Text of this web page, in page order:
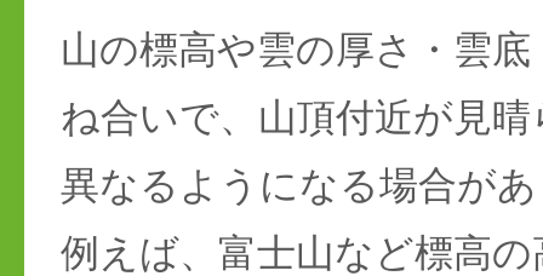
山の標高や雲の厚さ・雲
ね合いで、山頂付近が見
異なるようになる場合が
例えば、富士山など標高